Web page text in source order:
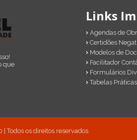
que
Links
Agendas de
Certidões
Modelos de
Facilitador
Formulários
Tabelas Práticas
| Todos os direitos reservados